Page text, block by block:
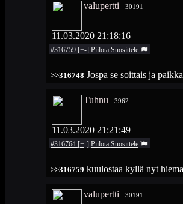
valupertti 30191
11.03.2020 21:18:16
#316759 [+-] Piilota Suosittele
>>316748 Jospa se soittais ja
Tuhnu 3962
11.03.2020 21:21:49
#316764 [+-] Piilota Suosittele
>>316759 kuulostaa kyllä nyt
valupertti 30191